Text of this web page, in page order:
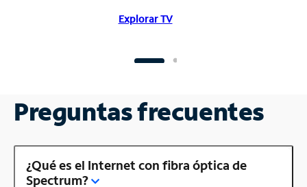
Explorar TV
Preguntas frecuentes
¿Qué es el Internet con fibra óptica de
Spectrum?